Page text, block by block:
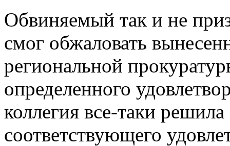
Обвиняемый так и не
смог обжаловать
региональной
определенного
коллегия все-таки
соответствующего